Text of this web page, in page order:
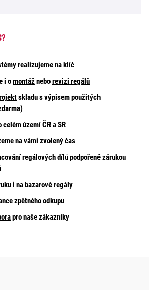
realizujeme na klíč
i omontážneborevizi regálů
skladu s výpisem použitých
celém území ČR a SR
na vámi zvolený čas
regálových dílů podpořené zárukou
i na bazarové regály
zpětného odkupu
pro naše zákazníky